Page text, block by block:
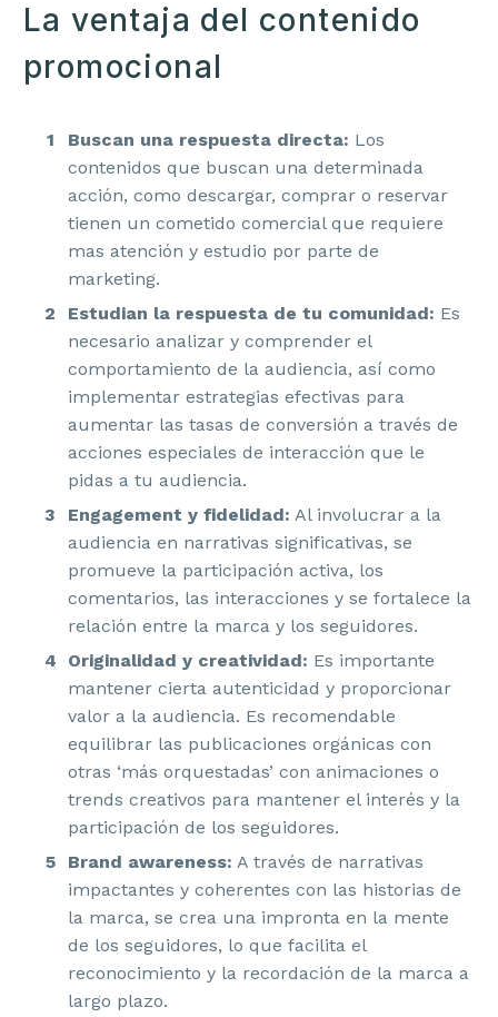
La ventaja del contenido
promocional
Buscan una respuesta directa: Los
contenidos que buscan una determinada
acción, como descargar, comprar o reservar
tienen un cometido comercial que requiere
mas atención y estudio por parte de
marketing.
Estudian la respuesta de tu comunidad: Es
necesario analizar y comprender el
comportamiento de la audiencia, así como
implementar estrategias efectivas para
aumentar las tasas de conversión a través de
acciones especiales de interacción que le
pidas a tu audiencia.
Engagement y fidelidad: Al involucrar a la
audiencia en narrativas significativas, se
promueve la participación activa, los
comentarios, las interacciones y se fortalece la
relación entre la marca y los seguidores.
Originalidad y creatividad: Es importante
mantener cierta autenticidad y proporcionar
valor a la audiencia. Es recomendable
equilibrar las publicaciones orgánicas con
otras ‘más orquestadas’ con animaciones o
trends creativos para mantener el interés y la
participación de los seguidores.
Brand awareness: A través de narrativas
impactantes y coherentes con las historias de
la marca, se crea una impronta en la mente
de los seguidores, lo que facilita el
reconocimiento y la recordación de la marca a
largo plazo.